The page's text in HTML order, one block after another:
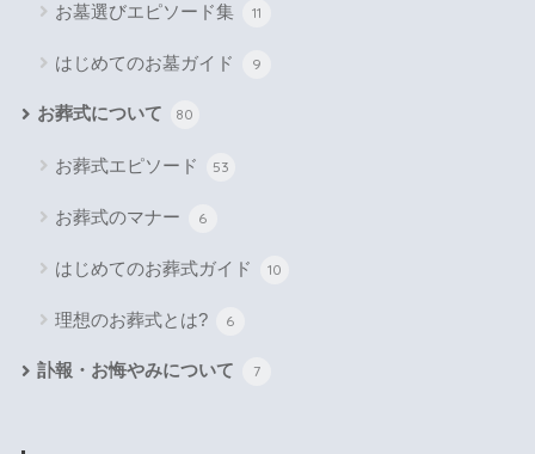
お墓選びエピソード集 11
はじめてのお墓ガイド 9
お葬式について 80
お葬式エピソード 53
お葬式のマナー 6
はじめてのお葬式ガイド 10
理想のお葬式とは? 6
訃報・お悔やみについて 7